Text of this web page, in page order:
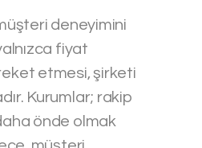
deneyimini
fiyat
etmesi, şirketi
Kurumlar; rakip
önde olmak